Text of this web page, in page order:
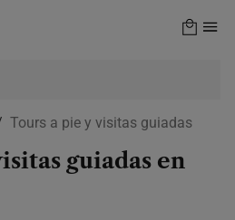
Tours a pie y visitas guiadas
guiadas en